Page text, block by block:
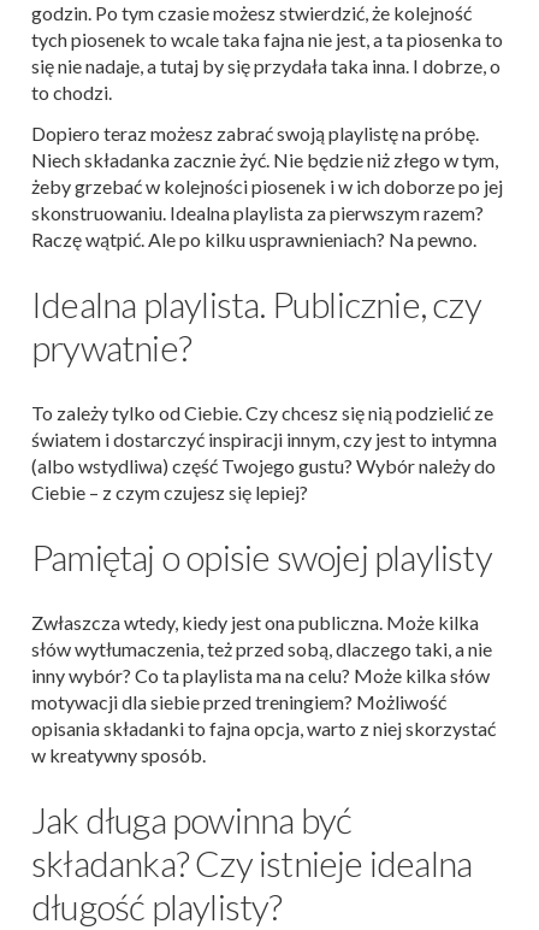
godzin. Po tym czasie możesz stwierdzić, że kolejność
tych piosenek to wcale taka fajna nie jest, a ta piosenka to
się nie nadaje, a tutaj by się przydała taka inna. I dobrze, o
to chodzi.
Dopiero teraz możesz zabrać swoją playlistę na próbę.
Niech składanka zacznie żyć. Nie będzie niż złego w tym,
żeby grzebać w kolejności piosenek i w ich doborze po jej
skonstruowaniu. Idealna playlista za pierwszym razem?
Raczę wątpić. Ale po kilku usprawnieniach? Na pewno.
Idealna playlista. Publicznie, czy
prywatnie?
To zależy tylko od Ciebie. Czy chcesz się nią podzielić ze
światem i dostarczyć inspiracji innym, czy jest to intymna
(albo wstydliwa) część Twojego gustu? Wybór należy do
Ciebie – z czym czujesz się lepiej?
Pamiętaj o opisie swojej playlisty
Zwłaszcza wtedy, kiedy jest ona publiczna. Może kilka
słów wytłumaczenia, też przed sobą, dlaczego taki, a nie
inny wybór? Co ta playlista ma na celu? Może kilka słów
motywacji dla siebie przed treningiem? Możliwość
opisania składanki to fajna opcja, warto z niej skorzystać
w kreatywny sposób.
Jak długa powinna być
składanka? Czy istnieje idealna
długość playlisty?